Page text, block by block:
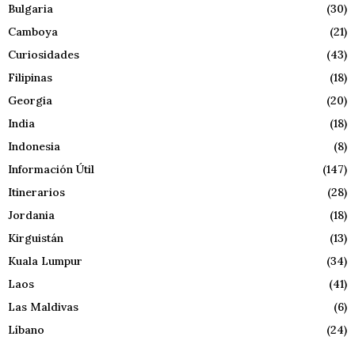
Bulgaria
(30)
Camboya
(21)
Curiosidades
(43)
Filipinas
(18)
Georgia
(20)
India
(18)
Indonesia
(8)
Información Útil
(147)
Itinerarios
(28)
Jordania
(18)
Kirguistán
(13)
Kuala Lumpur
(34)
Laos
(41)
Las Maldivas
(6)
Líbano
(24)